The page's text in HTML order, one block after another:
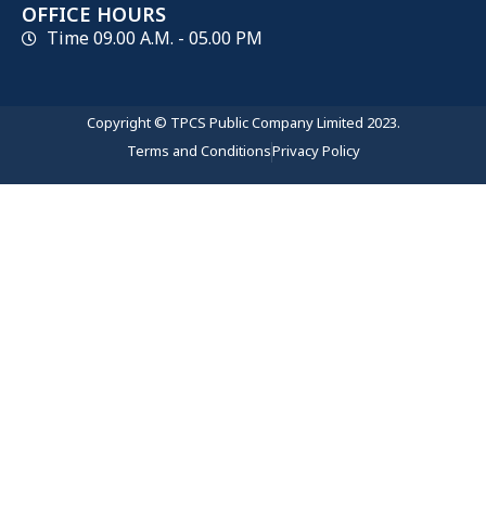
OFFICE HOURS
Time 09.00 A.M. - 05.00 PM
Copyright © TPCS Public Company Limited 2023.
Terms and ConditionsPrivacy Policy